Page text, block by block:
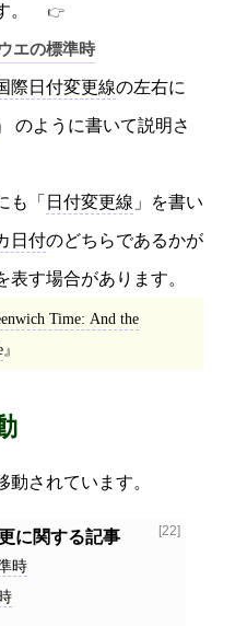
。
エの標準時
際日付変更線の左右に
」 のように書いて説明さ
も「 日付変更線 」を書い
日付のどちらであるかが
す場合があります。
Time: And the
動されています。
[22]
に関する記事
時